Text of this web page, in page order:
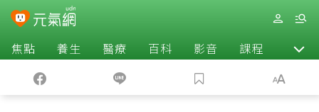
焦點 養生 醫療 百科 影音 課程 退休